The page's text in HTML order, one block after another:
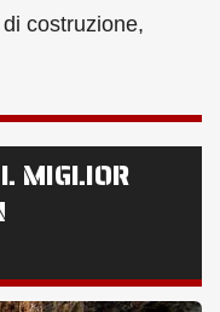
costruzione,
MIGLIOR